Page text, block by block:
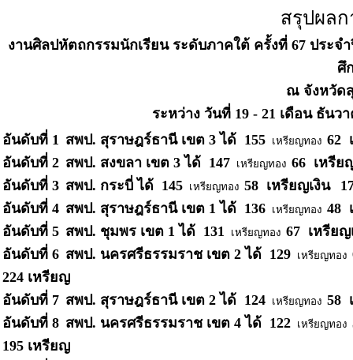
สรุปผล
งานศิลปหัตถกรรมนักเรียน ระดับภาคใต้ ครั้งที่ 67 ประ
ศึ
ณ จังหวัด
ระหว่าง วันที่ 19 - 21 เดือน ธัน
อันดับที่ 1 สพป. สุราษฎร์ธานี เขต 3 ได้ 155 เหรียญทอง 62
อันดับที่ 2 สพป. สงขลา เขต 3 ได้ 147 เหรียญทอง 66 เหรีย
อันดับที่ 3 สพป. กระบี่ ได้ 145 เหรียญทอง 58 เหรียญเงิน
อันดับที่ 4 สพป. สุราษฎร์ธานี เขต 1 ได้ 136 เหรียญทอง 48
อันดับที่ 5 สพป. ชุมพร เขต 1 ได้ 131 เหรียญทอง 67 เหรีย
อันดับที่ 6 สพป. นครศรีธรรมราช เขต 2 ได้ 129 เหรียญทอง
224 เหรียญ
อันดับที่ 7 สพป. สุราษฎร์ธานี เขต 2 ได้ 124 เหรียญทอง 58
อันดับที่ 8 สพป. นครศรีธรรมราช เขต 4 ได้ 122 เหรียญทอง
195 เหรียญ